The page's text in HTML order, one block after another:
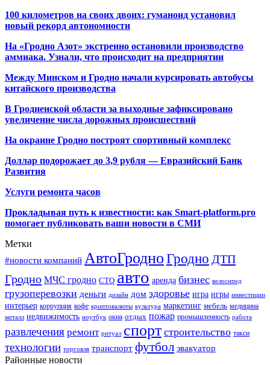
100 километров на своих двоих: гуманоид установил
новый рекорд автономности
На «Гродно Азот» экстренно остановили производство
аммиака. Узнали, что происходит на предприятии
Между Минском и Гродно начали курсировать автобусы
китайского производства
В Гродненской области за выходные зафиксировано
увеличение числа дорожных происшествий
На окраине Гродно построят спортивный комплекс
Доллар подорожает до 3,9 рубля — Евразийский Банк
Развития
Услуги ремонта часов
Прокладывая путь к известности: как Smart-platform.pro
помогает публиковать ваши новости в СМИ
Метки
#новости компаний АвтоГродноГродно ДТП
Гродно МЧС гродно СТО авто аренда бизнес велосипед
грузоперевозки деньги дизайн дом здоровье игра игры инвестиции
интерьер коррупция кофе криптовалюты культура маркетинг мебель медицина
металл недвижимость ноутбук окна отдых пожар промышленность работа
развлечения ремонт ритуал спорт строительство такси
технологии торговля транспорт футбол эвакуатор
Районные новости